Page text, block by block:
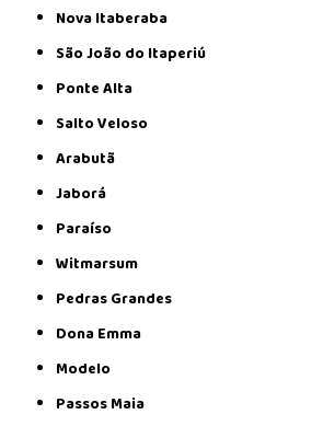
Nova Itaberaba
São João do Itaperiú
Ponte Alta
Salto Veloso
Arabutã
Jaborá
Paraíso
Witmarsum
Pedras Grandes
Dona Emma
Modelo
Passos Maia